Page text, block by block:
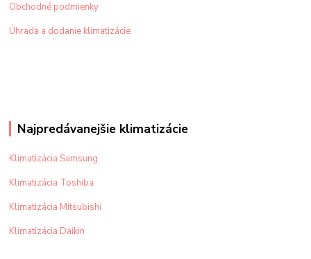
Obchodné podmienky
Úhrada a dodanie klimatizácie
Najpredávanejšie klimatizácie
Klimatizácia Samsung
Klimatizácia Toshiba
Klimatizácia Mitsubishi
Klimatizácia Daikin